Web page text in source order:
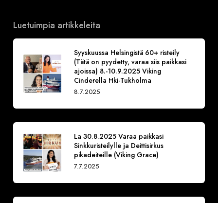
Luetuimpia artikkeleita
Syyskuussa Helsingistä 60+ risteily
(Tätä on pyydetty, varaa siis paikkasi
ajoissa) 8.-10.9.2025 Viking
Cinderella Hki-Tukholma
8.7.2025
La 30.8.2025 Varaa paikkasi
Sinkkuristeilylle ja Deittisirkus
pikadeiteille (Viking Grace)
7.7.2025